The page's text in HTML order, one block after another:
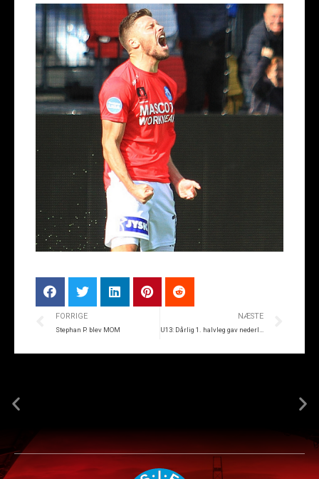
FORRIGE
Stephan P. blev MOM
NÆSTE